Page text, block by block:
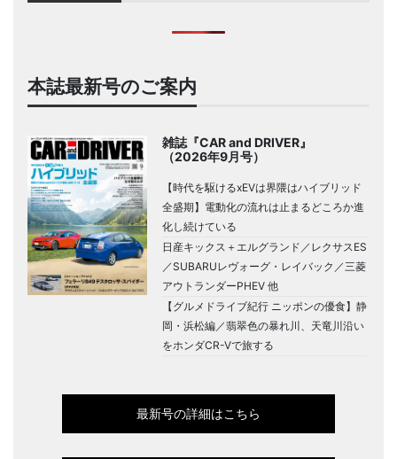
本誌最新号のご案内
雑誌『CAR and DRIVER』
（2026年9月号）
【時代を駆けるxEVは界隈はハイブリッド
全盛期】電動化の流れは止まるどころか進
化し続けている
日産キックス＋エルグランド／レクサスES
／SUBARUレヴォーグ・レイバック／三菱
アウトランダーPHEV 他
【グルメドライブ紀行 ニッポンの優食】静
岡・浜松編／翡翠色の暴れ川、天竜川沿い
をホンダCR-Vで旅する
最新号の詳細はこちら